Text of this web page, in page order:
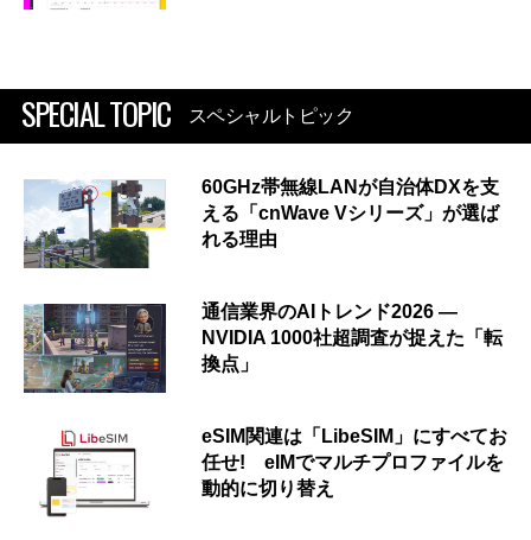
SPECIAL TOPIC スペシャルトピック
60GHz帯無線LANが自治体DXを支
える「cnWave Vシリーズ」が選ば
れる理由
通信業界のAIトレンド2026 ―
NVIDIA 1000社超調査が捉えた「転
換点」
eSIM関連は「LibeSIM」にすべてお
任せ! eIMでマルチプロファイルを
動的に切り替え